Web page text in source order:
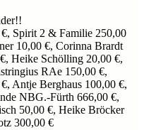
Spirit 2 & Familie 250,00
10,00 €, Corinna Brardt
Heike Schölling 20,00 €,
RAe 150,00 €,
Antje Berghaus 100,00 €,
NBG.-Fürth 666,00 €,
50,00 €, Heike Bröcker
300,00 €